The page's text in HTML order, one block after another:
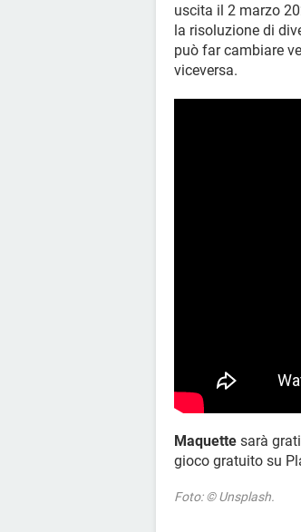
uscita il 2 marzo
la risoluzione di
può far cambiare
viceversa.
Maquette sarà
gioco gratuito su
Foto: © Unsplash.